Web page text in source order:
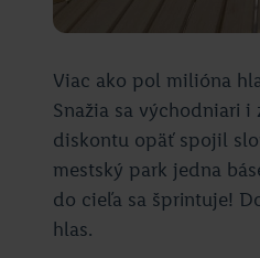
Viac ako pol milióna
Snažia sa východniari
diskontu opäť spojil
mestský park jedna
do cieľa sa šprintuje!
hlas.